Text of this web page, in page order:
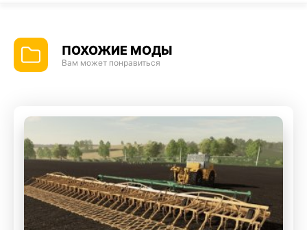
ПОХОЖИЕ МОДЫ
Вам может понравиться